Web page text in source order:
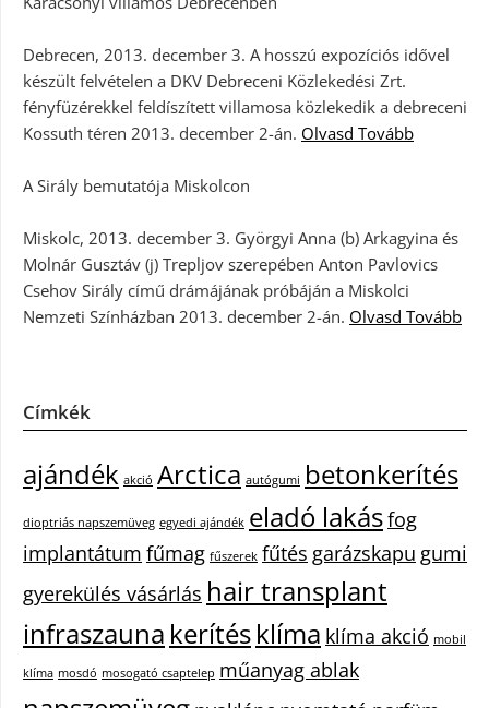
Debrecen, 2013. december 3. A hosszú expozíciós idővel
készült felvételen a DKV Debreceni Közlekedési Zrt.
fényfüzérekkel feldíszített villamosa közlekedik a debreceni
Kossuth téren 2013. december 2-án. Olvasd Tovább
A Sirály bemutatója Miskolcon
Miskolc, 2013. december 3. Györgyi Anna (b) Arkagyina és
Molnár Gusztáv (j) Trepljov szerepében Anton Pavlovics
Csehov Sirály című drámájának próbáján a Miskolci
Nemzeti Színházban 2013. december 2-án. Olvasd Tovább
Címkék
ajándék akció Arctica autógumi betonkerítés
dioptriás napszemüveg egyedi ajándék eladó lakásfog
implantátum fűmag fűszerek fűtés garázskapu gumi
gyerekülés vásárlás hair transplant
infraszauna kerítésklíma klíma akció mobil
klíma mosdó mosogató csaptelep műanyag ablak